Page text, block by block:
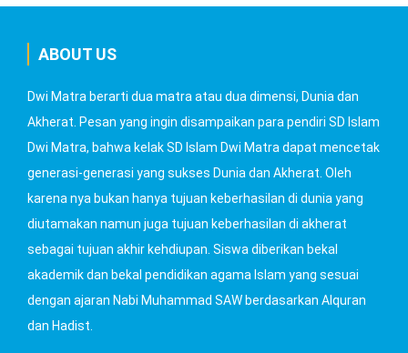
ABOUT US
Dwi Matra berarti dua matra atau dua dimensi, Dunia dan
Akherat. Pesan yang ingin disampaikan para pendiri SD Islam
Dwi Matra, bahwa kelak SD Islam Dwi Matra dapat mencetak
generasi-generasi yang sukses Dunia dan Akherat. Oleh
karena nya bukan hanya tujuan keberhasilan di dunia yang
diutamakan namun juga tujuan keberhasilan di akherat
sebagai tujuan akhir kehdiupan. Siswa diberikan bekal
akademik dan bekal pendidikan agama Islam yang sesuai
dengan ajaran Nabi Muhammad SAW berdasarkan Alquran
dan Hadist.